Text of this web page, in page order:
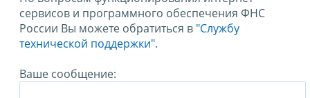
сервисов и программного обеспечения ФНС
России Вы можете обратиться в "Службу
технической поддержки".
Ваше сообщение: